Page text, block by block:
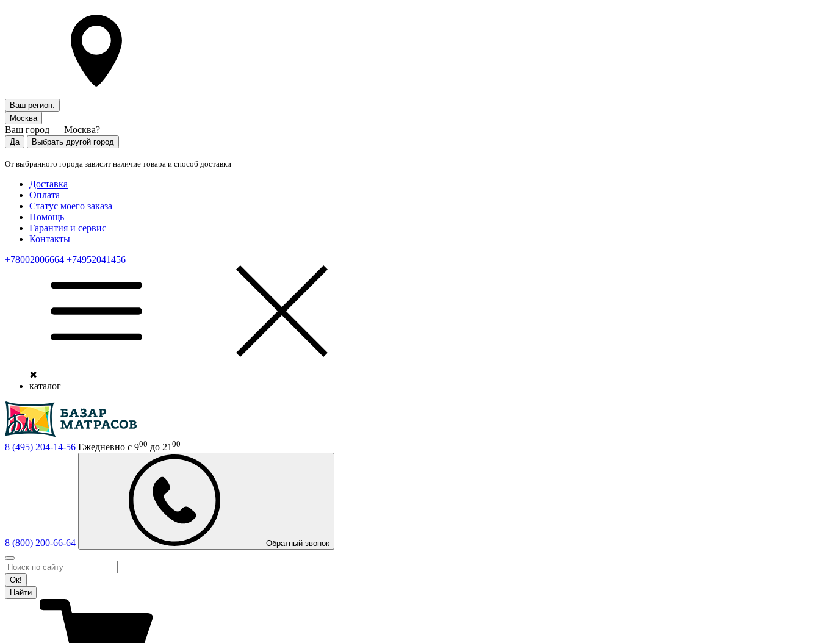
Ваш регион:
Москва
Ваш город — Москва?
Да Выбрать другой город
От выбранного города зависит наличие товара и способ доставки
Доставка
Оплата
Статус моего заказа
Помощь
Гарантия и сервис
Контакты
+78002006664 +74952041456
✖
каталог
8 (495) 204-14-56 Ежедневно с 900 до 21 00
8 (800) 200-66-64 Обратный звонок
Ок!
Найти